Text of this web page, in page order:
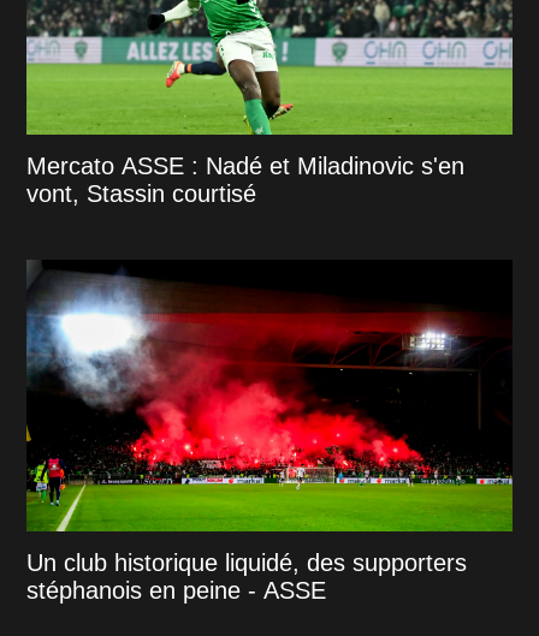
Mercato ASSE : Nadé et Miladinovic s'en
vont, Stassin courtisé
Un club historique liquidé, des supporters
stéphanois en peine - ASSE